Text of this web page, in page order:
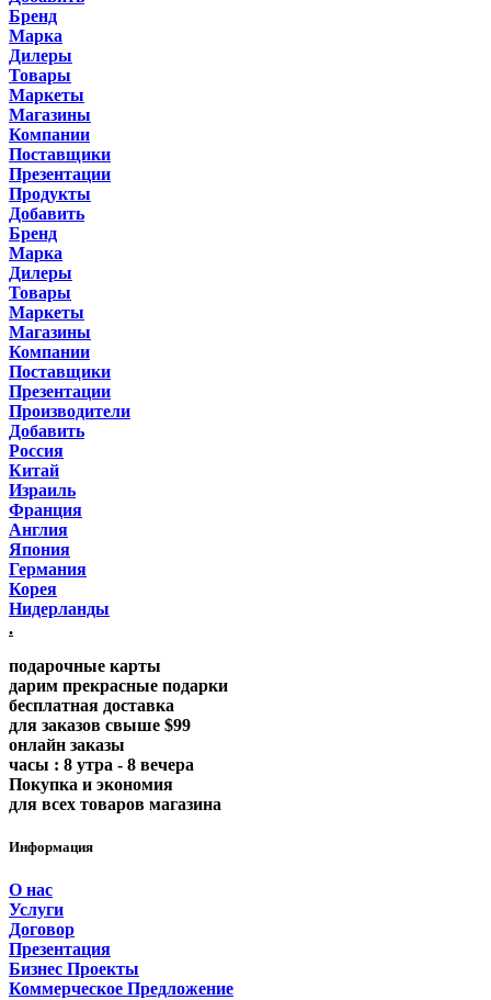
Бренд
Марка
Дилеры
Товары
Маркеты
Магазины
Компании
Поставщики
Презентации
Продукты
Добавить
Бренд
Марка
Дилеры
Товары
Маркеты
Магазины
Компании
Поставщики
Презентации
Производители
Добавить
Россия
Китай
Израиль
Франция
Англия
Япония
Германия
Корея
Нидерланды
.
подарочные карты
дарим прекрасные подарки
бесплатная доставка
для заказов свыше $99
онлайн заказы
часы : 8 утра - 8 вечера
Покупка и экономия
для всех товаров магазина
Информация
О нас
Услуги
Договор
Презентация
Бизнес Проекты
Коммерческое Предложение